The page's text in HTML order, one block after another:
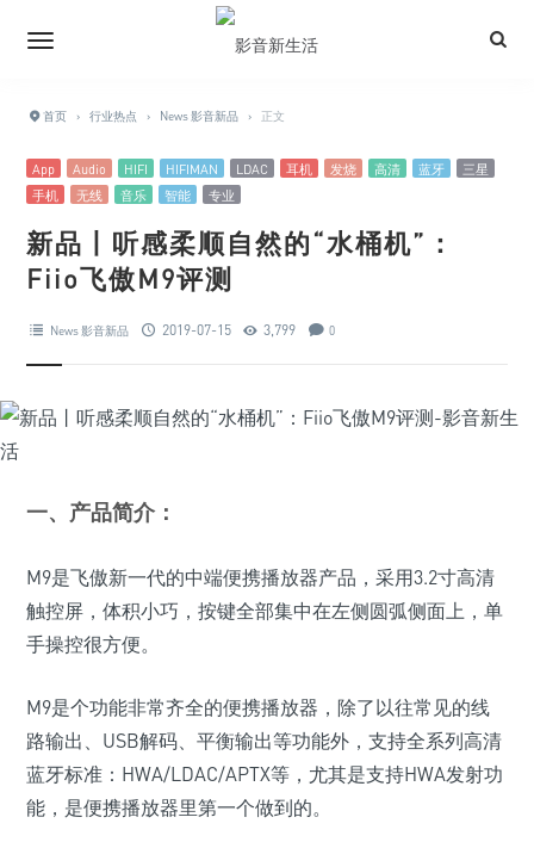
首页 › 行业热点 › News 影音新品 › 正文
App Audio HIFI HIFIMAN LDAC 耳机 发烧 高清 蓝牙
三星
手机
无线 音乐 智能 专业
新品丨听感柔顺自然的“水桶机”：
Fiio飞傲M9评测
News 影音新品 2019-07-15 3,799 0
一、产品简介：
M9是飞傲新一代的中端便携播放器产品，采用3.2寸高清
触控屏，体积小巧，按键全部集中在左侧圆弧侧面上，单
手操控很方便。
M9是个功能非常齐全的便携播放器，除了以往常见的线
路输出、USB解码、平衡输出等功能外，支持全系列高清
蓝牙标准：HWA/LDAC/APTX等，尤其是支持HWA发射功
能，是便携播放器里第一个做到的。